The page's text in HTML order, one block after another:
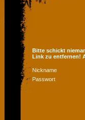
Bitte schickt
Link zu entfernen!
Nickname
Passwort